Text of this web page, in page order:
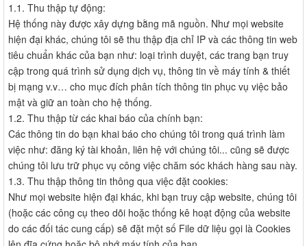
1.1. Thu thập tự động:
Hệ thống này được xây dựng bằng mã nguồn. Như mọi website
hiện đại khác, chúng tôi sẽ thu thập địa chỉ IP và các thông tin web
tiêu chuẩn khác của bạn như: loại trình duyệt, các trang bạn truy
cập trong quá trình sử dụng dịch vụ, thông tin về máy tính & thiết
bị mạng v.v… cho mục đích phân tích thông tin phục vụ việc bảo
mật và giữ an toàn cho hệ thống.
1.2. Thu thập từ các khai báo của chính bạn:
Các thông tin do bạn khai báo cho chúng tôi trong quá trình làm
việc như: đăng ký tài khoản, liên hệ với chúng tôi... cũng sẽ được
chúng tôi lưu trữ phục vụ công việc chăm sóc khách hàng sau này.
1.3. Thu thập thông tin thông qua việc đặt cookies:
Như mọi website hiện đại khác, khi bạn truy cập website, chúng tôi
(hoặc các công cụ theo dõi hoặc thống kê hoạt động của website
do các đối tác cung cấp) sẽ đặt một số File dữ liệu gọi là Cookies